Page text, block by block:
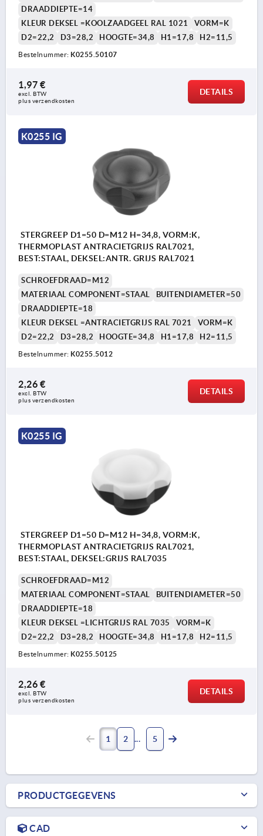
DRAADDIEPTE=14
KLEUR DEKSEL =KOOLZAADGEEL RAL 1021
VORM=K
D2=22,2
D3=28,2 HOOGTE=34,8 H1=17,8 H2=11,5
Bestelnummer: K0255.50107
1,97 €
excl. BTW
plus verzendkosten
DETAILS
K0255 IG
STERGREEP D1=50 D=M12 H=34,8, VORM:K,
THERMOPLAST ANTRACIETGRIJS RAL7021,
BEST:STAAL, DEKSEL:ANTR. GRIJS RAL7021
SCHROEFDRAAD=M12
MATERIAAL COMPONENT=STAAL
BUITENDIAMETER=50
DRAADDIEPTE=18
KLEUR DEKSEL =ANTRACIETGRIJS RAL 7021
VORM=K
D2=22,2
D3=28,2 HOOGTE=34,8 H1=17,8 H2=11,5
Bestelnummer: K0255.5012
2,26 €
excl. BTW
plus verzendkosten
DETAILS
K0255 IG
STERGREEP D1=50 D=M12 H=34,8, VORM:K,
THERMOPLAST ANTRACIETGRIJS RAL7021,
BEST:STAAL, DEKSEL:GRIJS RAL7035
SCHROEFDRAAD=M12
MATERIAAL COMPONENT=STAAL
BUITENDIAMETER=50
DRAADDIEPTE=18
KLEUR DEKSEL =LICHTGRIJS RAL 7035
VORM=K
D2=22,2
D3=28,2 HOOGTE=34,8 H1=17,8 H2=11,5
Bestelnummer: K0255.50125
2,26 €
excl. BTW
plus verzendkosten
DETAILS
1 2 5
PRODUCTGEGEVENS
CAD